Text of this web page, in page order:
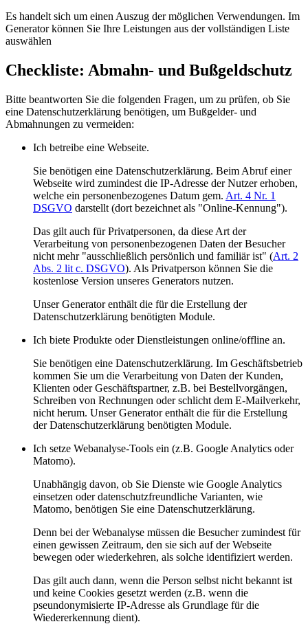
Es handelt sich um einen Auszug der möglichen Verwendungen. Im
Generator können Sie Ihre Leistungen aus der vollständigen Liste
auswählen
Checkliste: Abmahn- und Bußgeldschutz
Bitte beantworten Sie die folgenden Fragen, um zu prüfen, ob Sie
eine Datenschutzerklärung benötigen, um Bußgelder- und
Abmahnungen zu vermeiden:
Ich betreibe eine Webseite.
Sie benötigen eine Datenschutzerklärung. Beim Abruf einer
Webseite wird zumindest die IP-Adresse der Nutzer erhoben,
welche ein personenbezogenes Datum gem. Art. 4 Nr. 1
DSGVO darstellt (dort bezeichnet als "Online-Kennung").
Das gilt auch für Privatpersonen, da diese Art der
Verarbeitung von personenbezogenen Daten der Besucher
nicht mehr "ausschließlich persönlich und familiär ist" (Art. 2
Abs. 2 lit c. DSGVO). Als Privatperson können Sie die
kostenlose Version unseres Generators nutzen.
Unser Generator enthält die für die Erstellung der
Datenschutzerklärung benötigten Module.
Ich biete Produkte oder Dienstleistungen online/offline an.
Sie benötigen eine Datenschutzerklärung. Im Geschäftsbetrieb
kommen Sie um die Verarbeitung von Daten der Kunden,
Klienten oder Geschäftspartner, z.B. bei Bestellvorgängen,
Schreiben von Rechnungen oder schlicht dem E-Mailverkehr,
nicht herum. Unser Generator enthält die für die Erstellung
der Datenschutzerklärung benötigten Module.
Ich setze Webanalyse-Tools ein (z.B. Google Analytics oder
Matomo).
Unabhängig davon, ob Sie Dienste wie Google Analytics
einsetzen oder datenschutzfreundliche Varianten, wie
Matomo, benötigen Sie eine Datenschutzerklärung.
Denn bei der Webanalyse müssen die Besucher zumindest für
einen gewissen Zeitraum, den sie sich auf der Webseite
bewegen oder wiederkehren, als solche identifiziert werden.
Das gilt auch dann, wenn die Person selbst nicht bekannt ist
und keine Cookies gesetzt werden (z.B. wenn die
pseundonymisierte IP-Adresse als Grundlage für die
Wiedererkennung dient).